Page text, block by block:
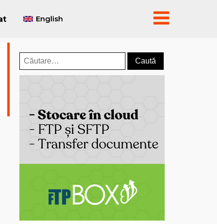
English
Caută
după: